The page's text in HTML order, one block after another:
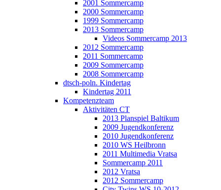
2001 Sommercamp
2000 Sommercamp
1999 Sommercamp
2013 Sommercamp
Videos Sommercamp 2013
2012 Sommercamp
2011 Sommercamp
2009 Sommercamp
2008 Sommercamp
dtsch-poln. Kindertag
Kindertag 2011
Kompetenzteam
Aktivitäten CT
2013 Planspiel Baltikum
2009 Jugendkonferenz
2010 Jugendkonferenz
2010 WS Heilbronn
2011 Multimedia Vratsa
Sommercamp 2011
2012 Vratsa
2012 Sommercamp